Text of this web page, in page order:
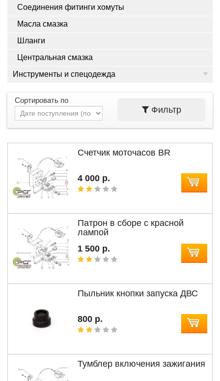
Соединения фитинги хомуты
Масла смазка
Шланги
Центральная смазка
Инструменты и спецодежда
Сортировать по
Фильтр
Счетчик моточасов BR
4 000 р.
Патрон в сборе с красной
лампой
1 500 р.
Пыльник кнопки запуска ДВС
800 р.
Тумблер включения зажигания